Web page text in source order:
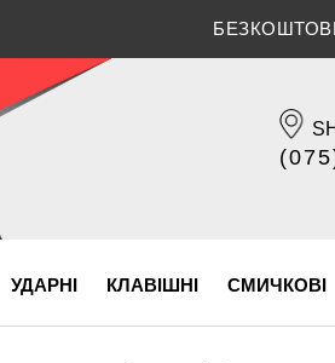
ЗНИЖКА
УДАРНІ КЛАВІШНІ СМИЧКОВІ